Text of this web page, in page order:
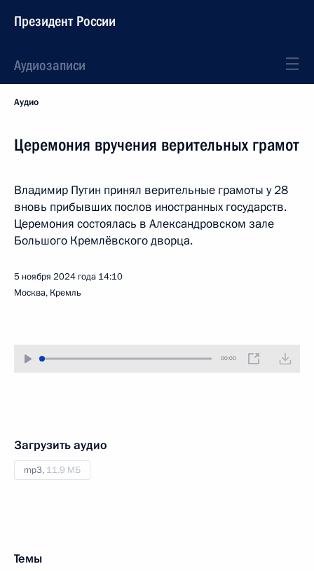
Президент России
Аудиозаписи
Аудио
Церемония вручения верительных грамот
Владимир Путин принял верительные грамоты у 28
вновь прибывших послов иностранных государств.
Церемония состоялась в Александровском зале
Большого Кремлёвского дворца.
5 ноября 2024 года 14:10
Москва, Кремль
00:00
Загрузить аудио
mp3, 11.9 МБ
Темы